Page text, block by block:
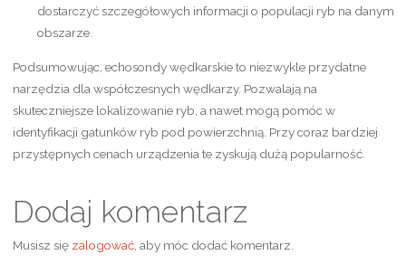
dostarczyć szczegółowych informacji o populacji ryb na danym
obszarze.
Podsumowując, echosondy wędkarskie to niezwykle przydatne
narzędzia dla współczesnych wędkarzy. Pozwalają na
skuteczniejsze lokalizowanie ryb, a nawet mogą pomóc w
identyfikacji gatunków ryb pod powierzchnią. Przy coraz bardziej
przystępnych cenach urządzenia te zyskują dużą popularność.
Dodaj komentarz
Musisz się zalogować, aby móc dodać komentarz.